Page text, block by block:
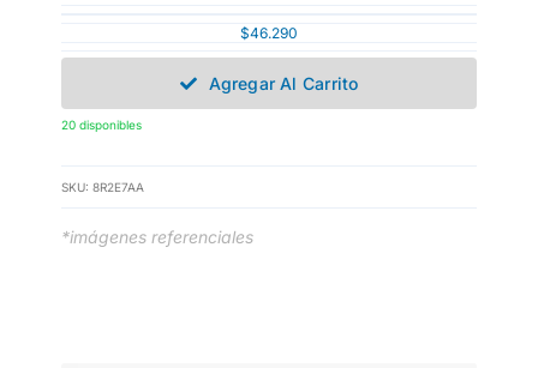
$46.290
Agregar Al Carrito
20 disponibles
SKU: 8R2E7AA
*imágenes referenciales